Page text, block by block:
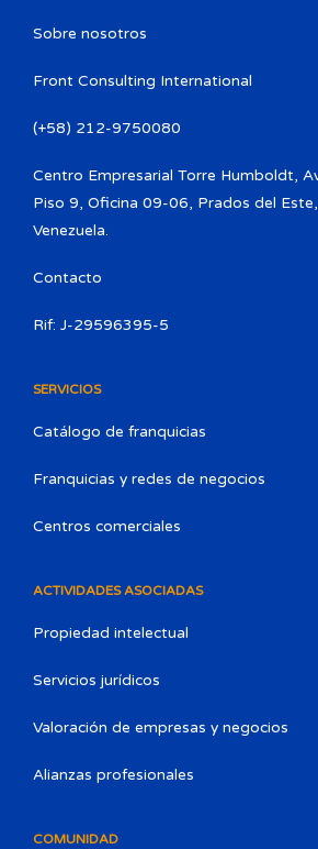
Sobre nosotros
Front Consulting International
(+58) 212-9750080​
Centro Empresarial Torre Humboldt,
Piso 9, Oficina 09-06, Prados del
Venezuela.
Contacto
Rif: J-29596395-5
SERVICIOS
Catálogo de franquicias
Franquicias y redes de negocios
Centros comerciales
ACTIVIDADES ASOCIADAS
Propiedad intelectual
Servicios jurídicos
Valoración de empresas y negocios
Alianzas profesionales
COMUNIDAD